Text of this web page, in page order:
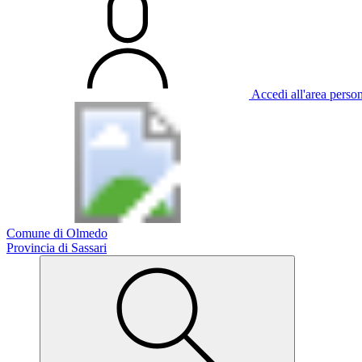
Accedi all'area
Comune di Olmedo
Provincia di Sassari